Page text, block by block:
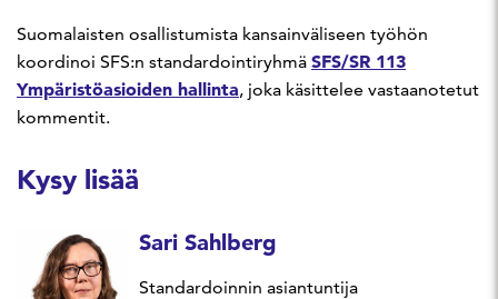
Suomalaisten osallistumista kansainväliseen työhön
koordinoi SFS:n standardointiryhmä SFS/SR 113
Ympäristöasioiden hallinta, joka käsittelee vastaanotetut
kommentit.
Kysy lisää
Sari Sahlberg
Standardoinnin asiantuntija